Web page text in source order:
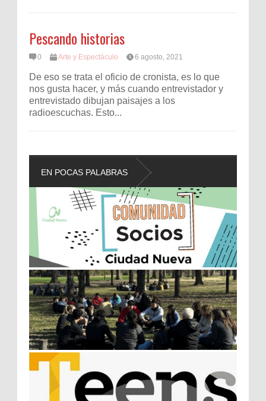
Pescando historias
0 Arte y Espectáculo 6 agosto, 2021
De eso se trata el oficio de cronista, es lo que
nos gusta hacer, y más cuando entrevistador y
entrevistado dibujan paisajes a los
radioescuchas. Esto...
EN POCAS PALABRAS